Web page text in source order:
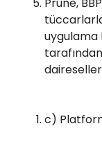
uygulama
c)